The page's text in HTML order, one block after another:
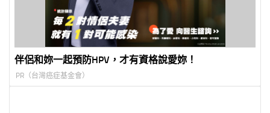
伴侶和妳一起預防HPV，才有資格說愛妳！
PR（台灣癌症基金會）